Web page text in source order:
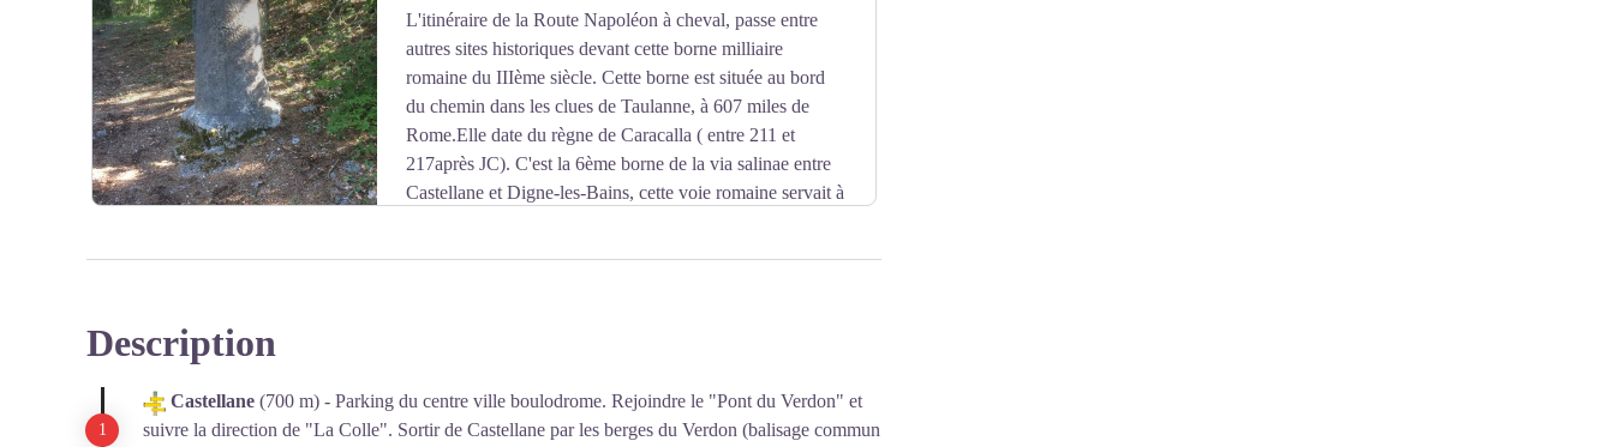
Voir l'image en plein écran
Voir l'image en plein écran
L'itinéraire de la Route Napoléon à cheval, passe entre
autres sites historiques devant cette borne milliaire
romaine du IIIème siècle. Cette borne est située au bord
du chemin dans les clues de Taulanne, à 607 miles de
Rome.Elle date du règne de Caracalla ( entre 211 et
217après JC). C'est la 6ème borne de la via salinae entre
Castellane et Digne-les-Bains, cette voie romaine servait à
remettre en état cette route, endommagée par les ravages du temps, par les soins de Iulius
Honoratus, procurateur de l'empereur, ancien primipile. Six milles."
Description
Castellane (700 m) - Parking du centre ville boulodrome. Rejoindre le "Pont du Verdon" et
suivre la direction de "La Colle". Sortir de Castellane par les berges du Verdon (balisage commun